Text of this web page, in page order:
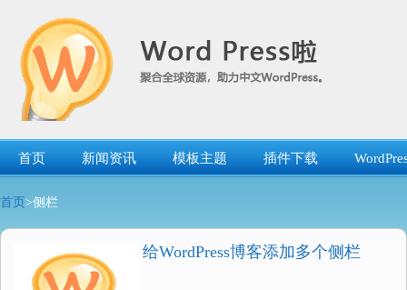
首页 新闻资讯 模板主题 插件下载
首页 >侧栏
给WordPress博客添加多个侧栏